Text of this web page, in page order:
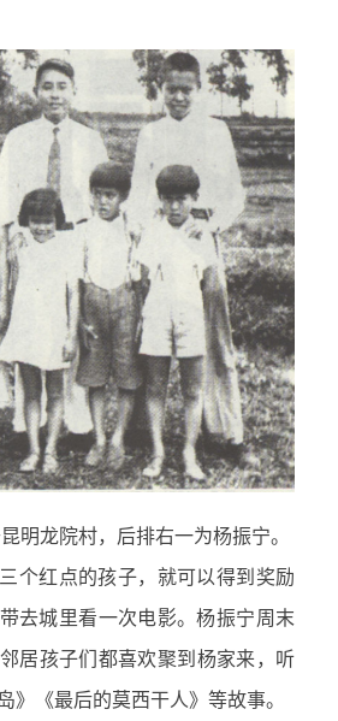
明龙院村，后排右一为杨振宁。
个红点的孩子，就可以得到奖励
去城里看一次电影。杨振宁周末
居孩子们都喜欢聚到杨家来，听
》《最后的莫西干人》等故事。